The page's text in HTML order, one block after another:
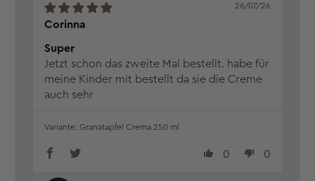
Corinna
26/07/26
Super
Jetzt schon das zweite Mal bestellt. habe für
meine Kinder mit bestellt da sie die Creme
auch sehr
0 0
Granatapfel Crema 250 ml